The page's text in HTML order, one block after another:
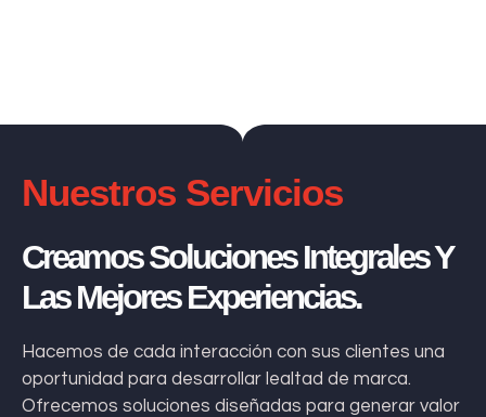
Nuestros Servicios
Creamos Soluciones Integrales Y
Las Mejores Experiencias.
Hacemos de cada interacción con sus clientes una
oportunidad para desarrollar lealtad de marca.
Ofrecemos soluciones diseñadas para generar valor